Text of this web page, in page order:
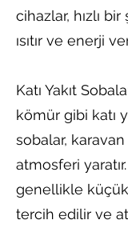
cihazlar, hızlı
ısıtır ve enerji
Katı Yakıt
kömür gibi katı
sobalar,
atmosferi
genellikle
tercih edilir ve